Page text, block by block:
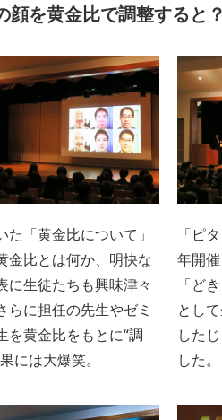
顔を黄金比で調整すると
た「黄金比について」
金比とは何か、明快な
に生徒たちも興味津々
らに担任の先生やゼミ
を黄金比をもとに“調
には大爆笑。
「ピ
年開
「ど
とし
した
した。